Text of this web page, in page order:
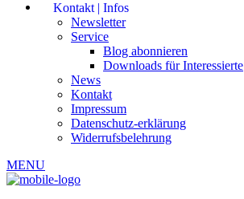
Kontakt | Infos
Newsletter
Service
Blog abonnieren
Downloads für Interessierte
News
Kontakt
Impressum
Datenschutz-erklärung
Widerrufsbelehrung
MENU